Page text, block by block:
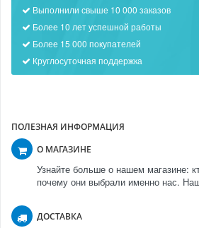
Выполнили свыше 10 000 заказов
Более 10 лет успешной работы
Более 15 000 покупателей
Круглосуточная поддержка
ПОЛЕЗНАЯ ИНФОРМАЦИЯ
О МАГАЗИНЕ
Узнайте больше о нашем магазине:
почему они выбрали именно нас.
ДОСТАВКА